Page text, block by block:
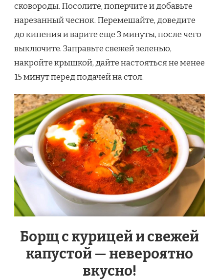
сковороды. Посолите, поперчите и добавьте
нарезанный чеснок. Перемешайте, доведите
до кипения и варите еще 3 минуты, после чего
выключите. Заправьте свежей зеленью,
накройте крышкой, дайте настояться не менее
15 минут перед подачей на стол.
Борщ с курицей и свежей
капустой — невероятно
вкусно!